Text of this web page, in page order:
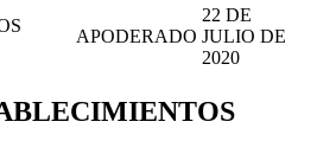
APODERADO
22 DE
JULIO DE
2020